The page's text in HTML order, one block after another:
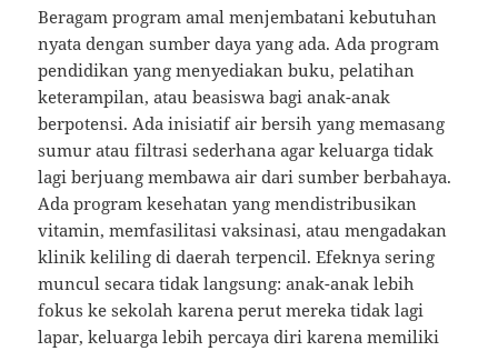
Beragam program amal menjembatani kebutuhan
nyata dengan sumber daya yang ada. Ada program
pendidikan yang menyediakan buku, pelatihan
keterampilan, atau beasiswa bagi anak-anak
berpotensi. Ada inisiatif air bersih yang memasang
sumur atau filtrasi sederhana agar keluarga tidak
lagi berjuang membawa air dari sumber berbahaya.
Ada program kesehatan yang mendistribusikan
vitamin, memfasilitasi vaksinasi, atau mengadakan
klinik keliling di daerah terpencil. Efeknya sering
muncul secara tidak langsung: anak-anak lebih
fokus ke sekolah karena perut mereka tidak lagi
lapar, keluarga lebih percaya diri karena memiliki